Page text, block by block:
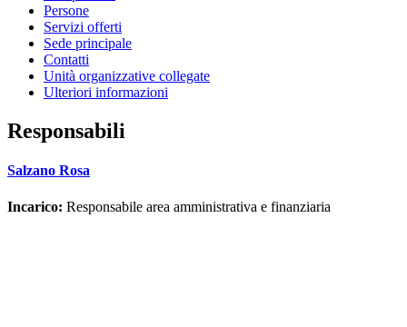
Persone
Servizi offerti
Sede principale
Contatti
Unità organizzative collegate
Ulteriori informazioni
Responsabili
Salzano Rosa
Incarico: Responsabile area amministrativa e finanziaria